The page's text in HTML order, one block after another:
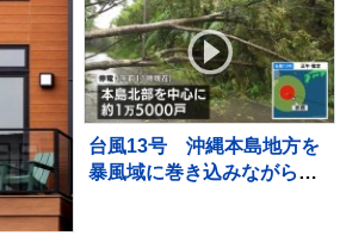
いす
台風13号 沖縄本島地方を
暴風域に巻き込みながら西